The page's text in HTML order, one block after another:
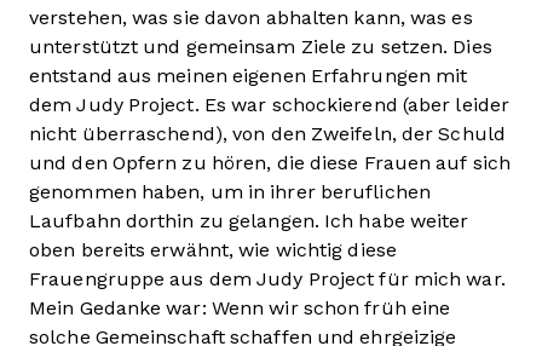
verstehen, was sie davon abhalten kann, was es
unterstützt und gemeinsam Ziele zu setzen. Dies
entstand aus meinen eigenen Erfahrungen mit
dem Judy Project. Es war schockierend (aber leider
nicht überraschend), von den Zweifeln, der Schuld
und den Opfern zu hören, die diese Frauen auf sich
genommen haben, um in ihrer beruflichen
Laufbahn dorthin zu gelangen. Ich habe weiter
oben bereits erwähnt, wie wichtig diese
Frauengruppe aus dem Judy Project für mich war.
Mein Gedanke war: Wenn wir schon früh eine
solche Gemeinschaft schaffen und ehrgeizige